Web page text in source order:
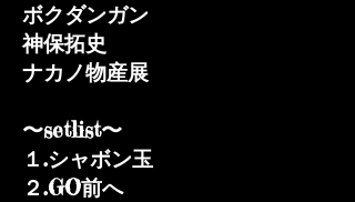
ボクダンガン
神保拓史
ナカノ物産展​
〜setlist〜
１.シャボン玉
２.GO前へ